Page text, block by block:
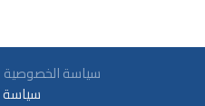
سياسة الخصوصية
سياسة